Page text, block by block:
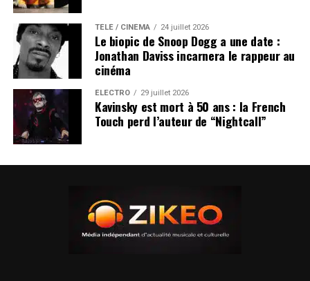
TÉLÉ / CINÉMA 24 juillet 2026
Le biopic de Snoop Dogg a une date :
Jonathan Daviss incarnera le rappeur au
cinéma
ÉLECTRO 29 juillet 2026
Kavinsky est mort à 50 ans : la French
Touch perd l’auteur de “Nightcall”